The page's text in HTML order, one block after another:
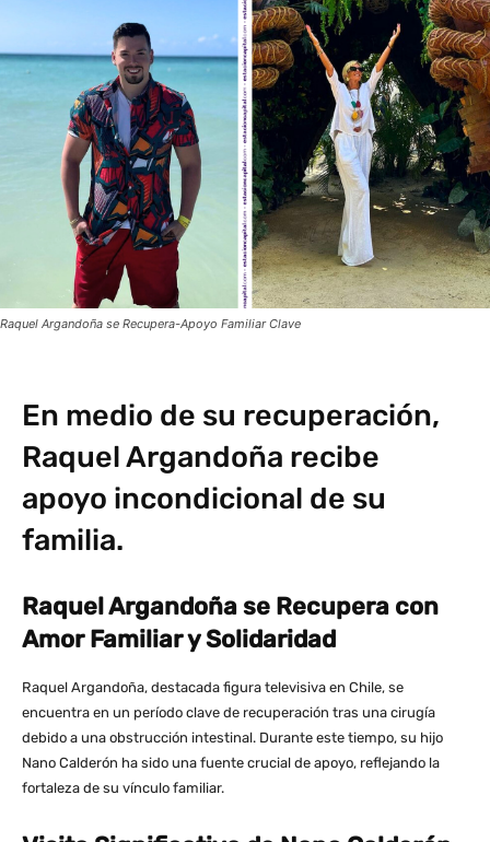
Raquel Argandoña se Recupera-Apoyo Familiar Clave
En medio de su recuperación,
Raquel Argandoña recibe
apoyo incondicional de su
familia.
Raquel Argandoña se Recupera con
Amor Familiar y Solidaridad
Raquel Argandoña, destacada figura televisiva en Chile, se
encuentra en un período clave de recuperación tras una cirugía
debido a una obstrucción intestinal. Durante este tiempo, su hijo
Nano Calderón ha sido una fuente crucial de apoyo, reflejando la
fortaleza de su vínculo familiar.